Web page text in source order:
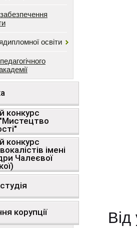
освіти
конкурс
"Мистецтво
конкурс
імені
Чалеєвої
корупції
Від